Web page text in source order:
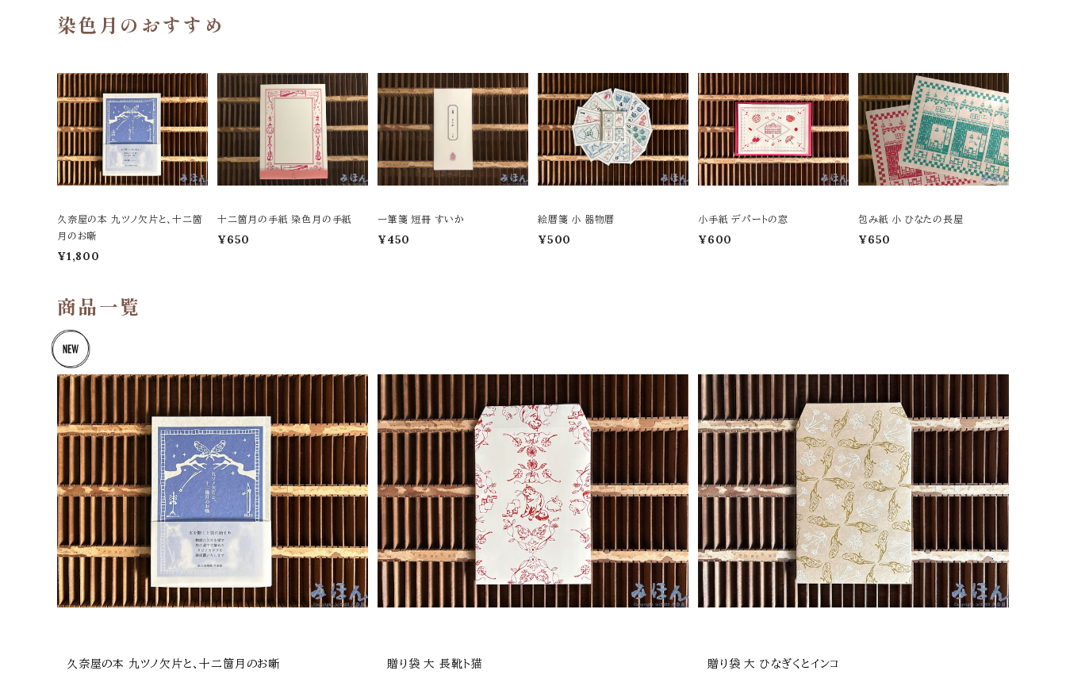
染色月のおすすめ
久奈屋の本 九ツノ欠片と、十二箇
月のお噺
¥1,800
十二箇月の手紙 染色月の手紙
¥650
一筆箋 短冊 すいか
¥450
絵暦箋 小 器物暦
¥500
小手紙 デパートの窓
¥600
包み紙 小 ひなたの長屋
¥650
商品一覧
久奈屋の本 九ツノ欠片と、十二箇月のお噺
贈り袋 大 長靴ト猫
贈り袋 大 ひなぎくとインコ